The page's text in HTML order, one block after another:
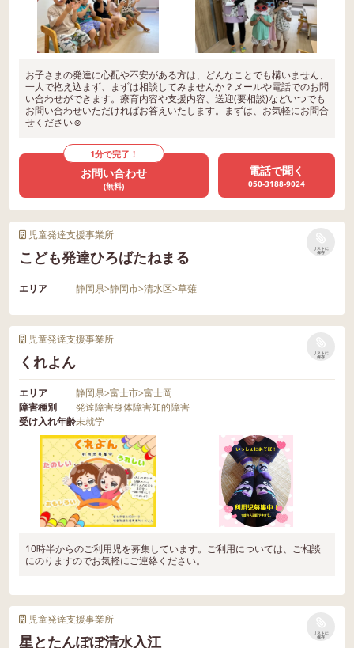
お子さまの発達に心配や不安がある方は、どんなことでも構いません、
一人で抱え込まず、まずは相談してみませんか？メールや電話でのお問
い合わせができます。療育内容や支援内容、送迎(要相談)などいつでも
お問い合わせいただければお答えいたします。まずは、お気軽にお問合
せください☺
1分で完了！
お問い合わせ
(無料)
電話で聞く
050-3188-9024
児童発達支援事業所
こども発達ひろばたねまる
リストに
保存
エリア 静岡県>静岡市>清水区>草薙
児童発達支援事業所
くれよん
リストに
保存
エリア 静岡県>富士市>富士岡
障害種別
発達障害身体障害知的障害
受け入れ年齢未就学
10時半からのご利用児を募集しています。ご利用については、ご相談
にのりますのでお気軽にご連絡ください。
児童発達支援事業所
星とたんぽぽ清水入江
リストに
保存